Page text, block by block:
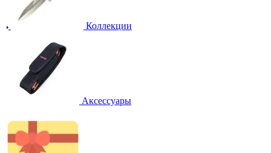
Коллекции
Аксессуары